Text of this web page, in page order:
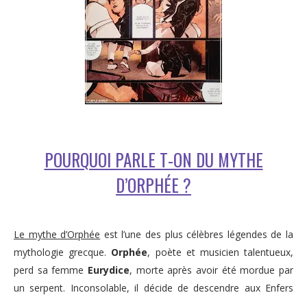
POURQUOI PARLE T-ON DU MYTHE
D’ORPHÉE ?
Le mythe d’Orphée est l’une des plus célèbres légendes de la
mythologie grecque. Orphée, poète et musicien talentueux,
perd sa femme Eurydice, morte après avoir été mordue par
un serpent. Inconsolable, il décide de descendre aux Enfers